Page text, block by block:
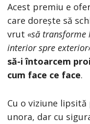
Acest premiu e
care dorește să
vrut «să transforme
interior spre
să-i întoarcem
cum face ce face.
Cu o viziune
unora, dar cu